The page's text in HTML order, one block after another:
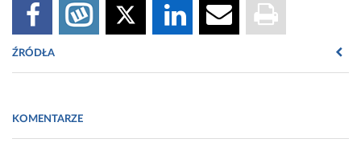
ŹRÓDŁA
na-zloto
https://www.medonet.pl/choroby-od-a-do-z/choroby-
KOMENTARZE